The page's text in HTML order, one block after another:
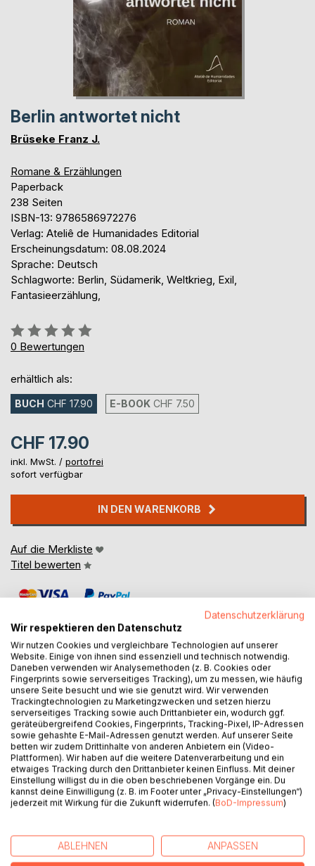
Berlin antwortet nicht
Brüseke Franz J.
Romane & Erzählungen
Paperback
238 Seiten
ISBN-13: 9786586972276
Verlag: Ateliê de Humanidades Editorial
Erscheinungsdatum: 08.08.2024
Sprache: Deutsch
Schlagworte: Berlin, Südamerik, Weltkrieg, Exil,
Fantasieerzählung,
Bewertung::
0%
0 Bewertungen
erhältlich als:
BUCH CHF 17.90 E-BOOK CHF 7.50
CHF 17.90
inkl. MwSt. / portofrei
sofort verfügbar
IN DEN WARENKORB
Auf die Merkliste
Titel bewerten
BESCHREIBUNG
Wenn die alten Frontlinien, die in Europa zum ersten und
zweiten Weltkrieg geführt haben, wieder aufbrechen,
werden bald auch die alten Fluchtwege wieder von
deutschen Exilanten frequentiert. Einer dieser Wege führt
nach Südamerika. Dieses nicht mehr auszuschließende
Szenario wird in diesem Roman verarbeitet. Es handelt sich
um eine Fantasieerzählung, die eine Vorahnung von
zu vermeiden.
Datenschutzerklärung
Wir respektieren den Datenschutz
Wir nutzen Cookies und vergleichbare Technologien auf unserer
Website. Einige von ihnen sind essenziell und technisch notwendig.
Daneben verwenden wir Analysemethoden (z. B. Cookies oder
Fingerprints sowie serverseitiges Tracking), um zu messen, wie häufig
unsere Seite besucht und wie sie genutzt wird. Wir verwenden
Trackingtechnologien zu Marketingzwecken und setzen hierzu
serverseitiges Tracking sowie auch Drittanbieter ein, wodurch ggf.
geräteübergreifend Cookies, Fingerprints, Tracking-Pixel, IP-Adressen
sowie gehashte E-Mail-Adressen genutzt werden. Auf unserer Seite
betten wir zudem Drittinhalte von anderen Anbietern ein (Video-
Plattformen). Wir haben auf die weitere Datenverarbeitung und ein
etwaiges Tracking durch den Drittanbieter keinen Einfluss. Mit deiner
Einstellung willigst du in die oben beschriebenen Vorgänge ein. Du
kannst deine Einwilligung (z. B. im Footer unter „Privacy-Einstellungen“)
jederzeit mit Wirkung für die Zukunft widerrufen. (BoD-Impressum)
ABLEHNEN ANPASSEN